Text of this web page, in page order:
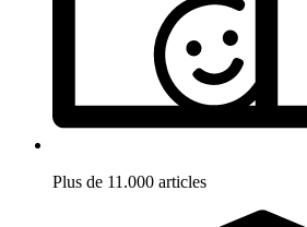
Plus de 11.000 articles